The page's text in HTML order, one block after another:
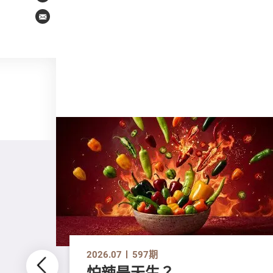
Email
2026.07 597期